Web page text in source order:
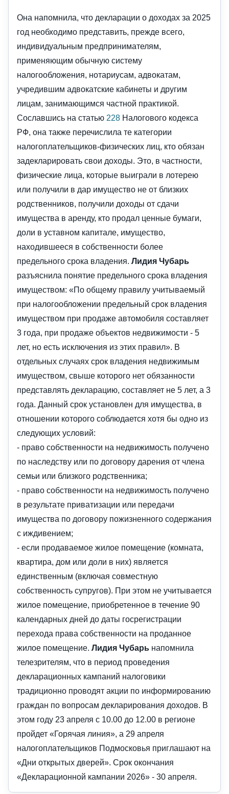
Она напомнила, что декларации о доходах за 2025
год необходимо представить, прежде всего,
индивидуальным предпринимателям,
применяющим обычную систему
налогообложения, нотариусам, адвокатам,
учредившим адвокатские кабинеты и другим
лицам, занимающимся частной практикой.
Сославшись на статью 228 Налогового кодекса
РФ, она также перечислила те категории
налогоплательщиков-физических лиц, кто обязан
задекларировать свои доходы. Это, в частности,
физические лица, которые выиграли в лотерею
или получили в дар имущество не от близких
родственников, получили доходы от сдачи
имущества в аренду, кто продал ценные бумаги,
доли в уставном капитале, имущество,
находившееся в собственности более
предельного срока владения. Лидия Чубарь
разъяснила понятие предельного срока владения
имуществом: «По общему правилу учитываемый
при налогообложении предельный срок владения
имуществом при продаже автомобиля составляет
3 года, при продаже объектов недвижимости - 5
лет, но есть исключения из этих правил». В
отдельных случаях срок владения недвижимым
имуществом, свыше которого нет обязанности
представлять декларацию, составляет не 5 лет, а 3
года. Данный срок установлен для имущества, в
отношении которого соблюдается хотя бы одно из
следующих условий:
- право собственности на недвижимость получено
по наследству или по договору дарения от члена
семьи или близкого родственника;
- право собственности на недвижимость получено
в результате приватизации или передачи
имущества по договору пожизненного содержания
с иждивением;
- если продаваемое жилое помещение (комната,
квартира, дом или доли в них) является
единственным (включая совместную
собственность супругов). При этом не учитывается
жилое помещение, приобретенное в течение 90
календарных дней до даты госрегистрации
перехода права собственности на проданное
жилое помещение. Лидия Чубарь напомнила
телезрителям, что в период проведения
декларационных кампаний налоговики
традиционно проводят акции по информированию
граждан по вопросам декларирования доходов. В
этом году 23 апреля с 10.00 до 12.00 в регионе
пройдет «Горячая линия», а 29 апреля
налогоплательщиков Подмосковья приглашают на
«Дни открытых дверей». Срок окончания
«Декларационной кампании 2026» - 30 апреля.